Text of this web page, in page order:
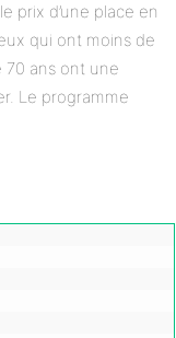
prix d’une place en
qui ont moins de
70 ans ont une
Le programme